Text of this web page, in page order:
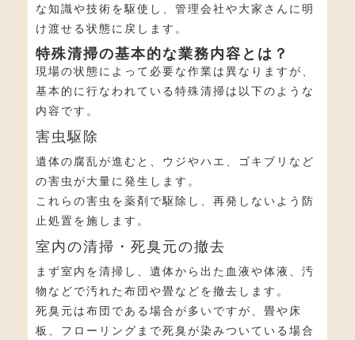
な知識や技術を駆使し、管理会社や大家さんに明
け渡せる状態に戻します。
特殊清掃の基本的な業務内容とは？
現場の状態によって必要な作業は異なりますが、
基本的に行なわれている特殊清掃は以下のような
内容です。
害虫駆除
遺体の腐乱が進むと、ウジやハエ、ゴキブリなど
の害虫が大量に発生します。
これらの害虫を薬剤で駆除し、再発しないよう防
止処置を施します。
室内の清掃・死臭元の撤去
まず室内を清掃し、遺体から出た血液や体液、汚
物などで汚れた布団や畳などを撤去します。
死臭元は布団である場合が多いですが、畳や床
板、フローリングまで死臭が染みついている場合